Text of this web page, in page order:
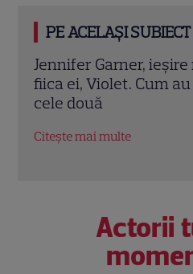
PE ACELAȘI SUBIECT
Eren Kasikci, fost
Turcia, a murit la 37
fost găsit fără viață în
Citește mai multe
Actorii